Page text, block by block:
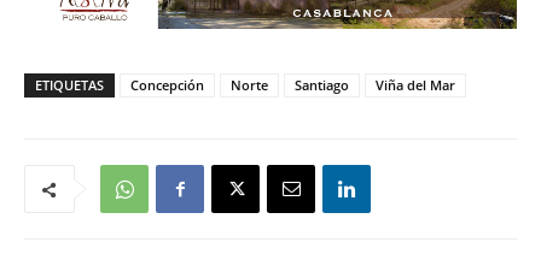
ETIQUETAS Concepción Norte Santiago Viña del Mar